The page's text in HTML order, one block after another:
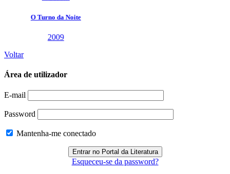
Voltar
Área de utilizador
E-mail
Password
Mantenha-me conectado
Esqueceu-se da password?